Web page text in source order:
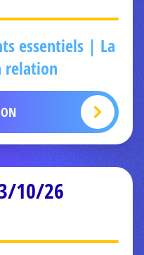
essentiels | La
relation
10/26